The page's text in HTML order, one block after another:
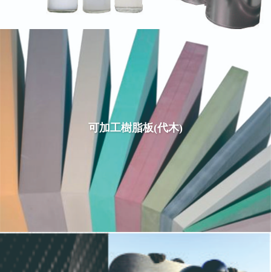
可加工樹脂板(代木)